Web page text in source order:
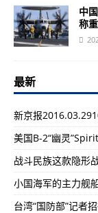
中
称
最新
新京报
美国B-2“幽灵
战斗民族这款隐形
小国海军的主力舰
台湾“国防部”记者